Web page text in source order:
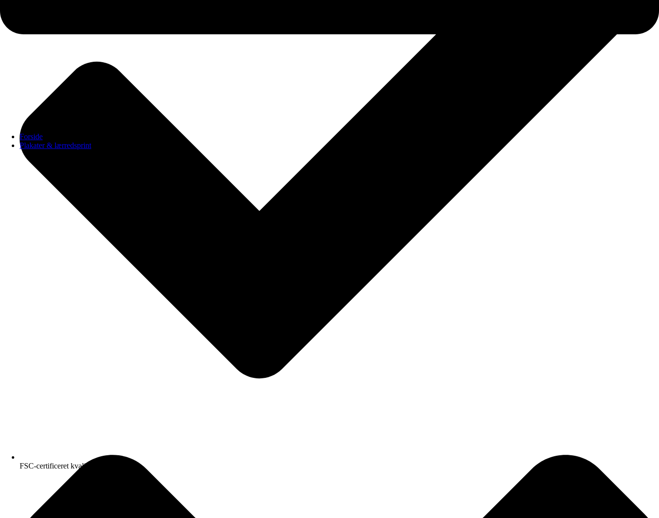
Forside
Plakater & lærredsprint
FSC-certificeret kvalitetspapir